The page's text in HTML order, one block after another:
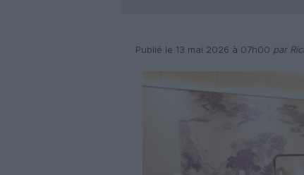
Publié le 13 mai 2026 à 07h00 par